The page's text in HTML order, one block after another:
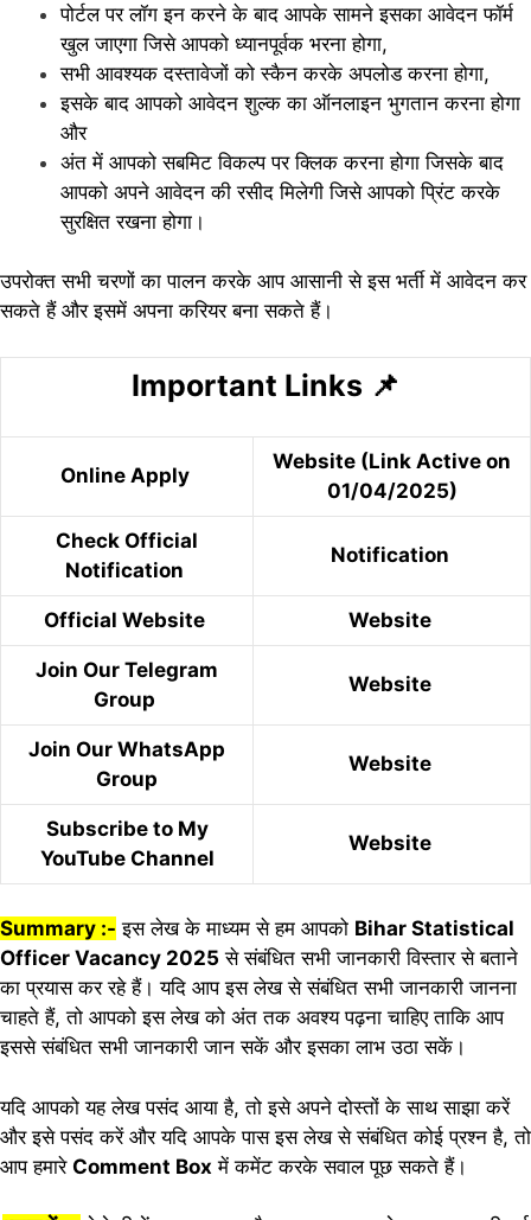
पोर्टल पर लॉग इन करने के बाद आपके सामने इसका आवेदन फॉर्म
खुल जाएगा जिसे आपको ध्यानपूर्वक भरना होगा,
सभी आवश्यक दस्तावेजों को स्कैन करके अपलोड करना होगा,
इसके बाद आपको आवेदन शुल्क का ऑनलाइन भुगतान करना होगा
और
अंत में आपको सबमिट विकल्प पर क्लिक करना होगा जिसके बाद
आपको अपने आवेदन की रसीद मिलेगी जिसे आपको प्रिंट करके
सुरक्षित रखना होगा।
उपरोक्त सभी चरणों का पालन करके आप आसानी से इस भर्ती में आवेदन कर
सकते हैं और इसमें अपना करियर बना सकते हैं।
Important Links 📌
Online Apply
Website (Link Active on
01/04/2025)
Check Official
Notification
Notification
Official Website Website
Join Our Telegram
Group
Website
Join Our WhatsApp
Group
Website
Subscribe to My
YouTube Channel
Website
Summary :- इस लेख के माध्यम से हम आपको Bihar Statistical
Officer Vacancy 2025 से संबंधित सभी जानकारी विस्तार से बताने
का प्रयास कर रहे हैं। यदि आप इस लेख से संबंधित सभी जानकारी जानना
चाहते हैं, तो आपको इस लेख को अंत तक अवश्य पढ़ना चाहिए ताकि आप
इससे संबंधित सभी जानकारी जान सकें और इसका लाभ उठा सकें।
यदि आपको यह लेख पसंद आया है, तो इसे अपने दोस्तों के साथ साझा करें
और इसे पसंद करें और यदि आपके पास इस लेख से संबंधित कोई प्रश्न है, तो
आप हमारे Comment Box में कमेंट करके सवाल पूछ सकते हैं।